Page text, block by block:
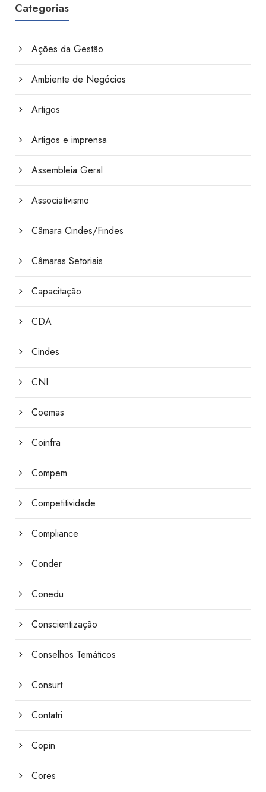
Categorias
Ações da Gestão
Ambiente de Negócios
Artigos
Artigos e imprensa
Assembleia Geral
Associativismo
Câmara Cindes/Findes
Câmaras Setoriais
Capacitação
CDA
Cindes
CNI
Coemas
Coinfra
Compem
Competitividade
Compliance
Conder
Conedu
Conscientização
Conselhos Temáticos
Consurt
Contatri
Copin
Cores